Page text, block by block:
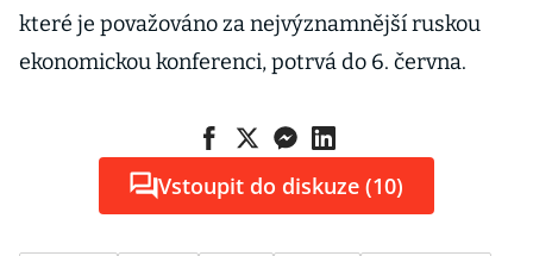
které je považováno za nejvýznamnější ruskou
ekonomickou konferenci, potrvá do 6. června.
Vstoupit do diskuze (10)